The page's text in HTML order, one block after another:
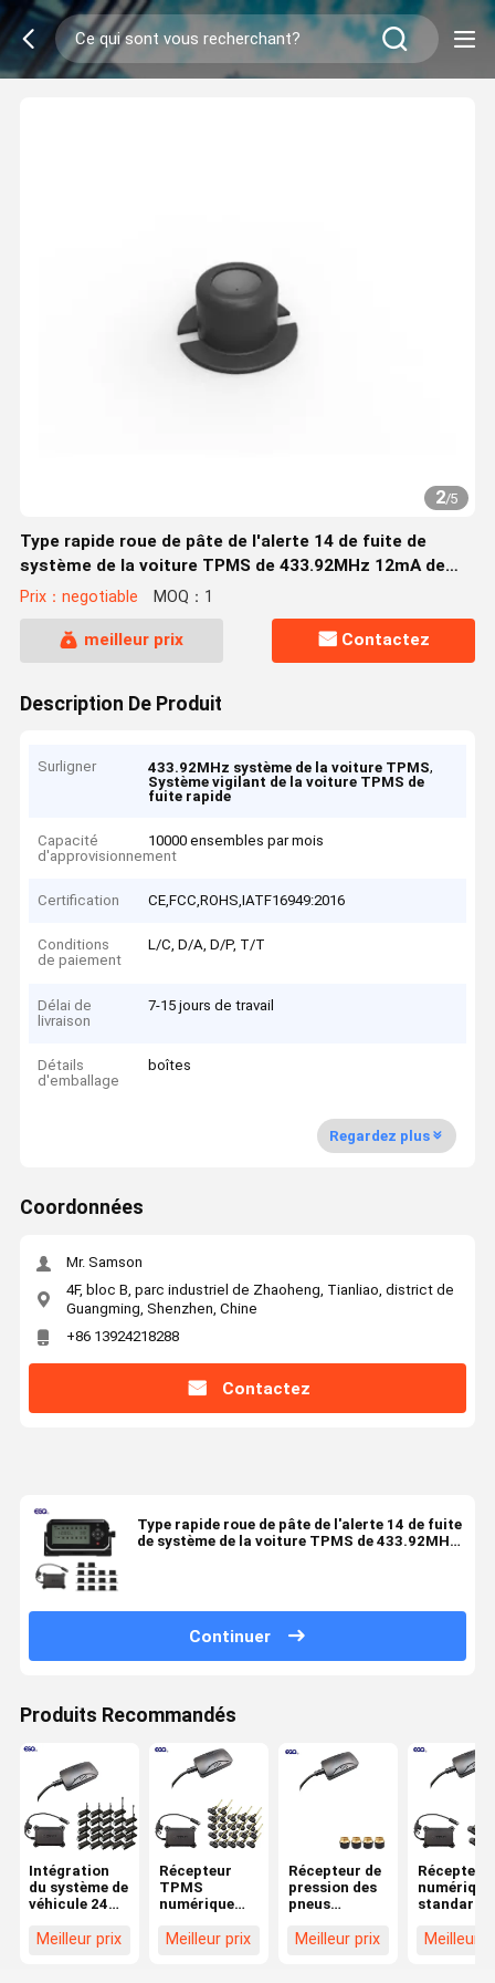
2/5
Type rapide roue de pâte de l'alerte 14 de fuite de
système de la voiture TPMS de 433.92MHz 12mA de
capteur
Prix：negotiable MOQ：1
meilleur prix Contactez
Description De Produit
Surligner 433.92MHz système de la voiture TPMS,
Système vigilant de la voiture TPMS de
fuite rapide
Capacité
d'approvisionnement
10000 ensembles par mois
Certification CE,FCC,ROHS,IATF16949:2016
Conditions
de paiement
L/C, D/A, D/P, T/T
Délai de
livraison
7-15 jours de travail
Détails
d'emballage
boîtes
Regardez plus
Coordonnées
Mr. Samson
4F, bloc B, parc industriel de Zhaoheng, Tianliao, district de
Guangming, Shenzhen, Chine
+86 13924218288
Contactez
Type rapide roue de pâte de l'alerte 14 de fuite
de système de la voiture TPMS de 433.92MHz
Continuer
Produits Recommandés
Intégration
du système de
véhicule 24
de données
Meilleur prix
Récepteur
TPMS
numérique
camions et
Meilleur prix
Récepteur de
pression des
pneus
LCD 24V pour
Meilleur prix
Récepteur
numérique
standard
à 6 roues
Meilleur